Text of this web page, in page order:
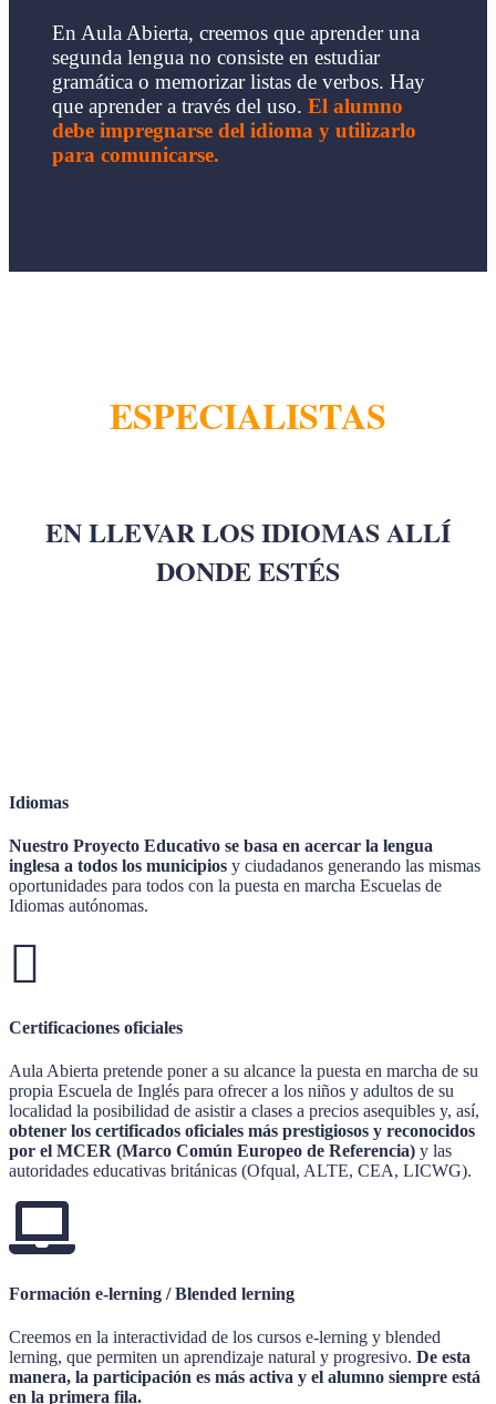
En Aula Abierta, creemos que aprender una
segunda lengua no consiste en estudiar
gramática o memorizar listas de verbos. Hay
que aprender a través del uso. El alumno
debe impregnarse del idioma y utilizarlo
para comunicarse.
ESPECIALISTAS
EN LLEVAR LOS IDIOMAS ALLÍ
DONDE ESTÉS
Idiomas
Nuestro Proyecto Educativo se basa en acercar la lengua
inglesa a todos los municipios y ciudadanos generando las mismas
oportunidades para todos con la puesta en marcha Escuelas de
Idiomas autónomas.
Certificaciones oficiales
Aula Abierta pretende poner a su alcance la puesta en marcha de su
propia Escuela de Inglés para ofrecer a los niños y adultos de su
localidad la posibilidad de asistir a clases a precios asequibles y, así,
obtener los certificados oficiales más prestigiosos y reconocidos
por el MCER (Marco Común Europeo de Referencia) y las
autoridades educativas británicas (Ofqual, ALTE, CEA, LICWG).
Formación e-lerning / Blended lerning
Creemos en la interactividad de los cursos e-lerning y blended
lerning, que permiten un aprendizaje natural y progresivo. De esta
manera, la participación es más activa y el alumno siempre está
en la primera fila.